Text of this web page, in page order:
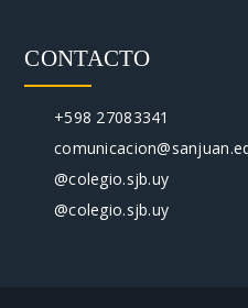
CONTACTO
+598 27083341
@colegio.sjb.uy
@colegio.sjb.uy